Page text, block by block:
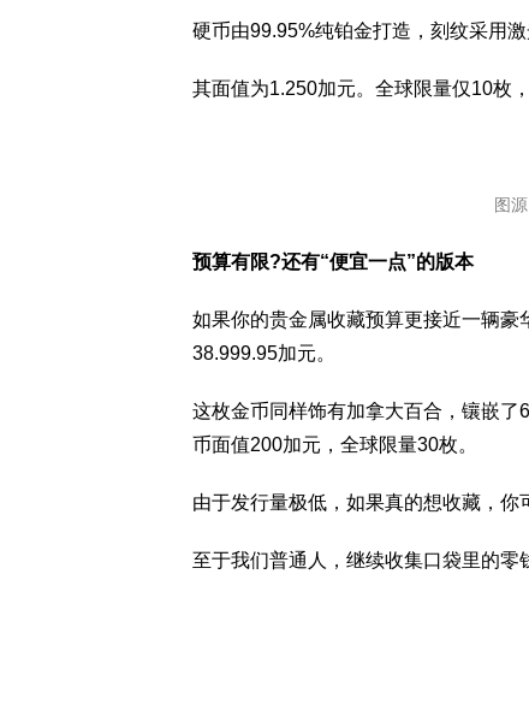
硬币由99.95%纯铂金打造，刻纹采用激
其面值为1.250加元。全球限量仅10枚
图
预算有限?还有“便宜一点”的版本
如果你的贵金属收藏预算更接近一辆
38.999.95加元。
这枚金币同样饰有加拿大百合，镶嵌
币面值200加元，全球限量30枚。
由于发行量极低，如果真的想收藏，你
至于我们普通人，继续收集口袋里的零